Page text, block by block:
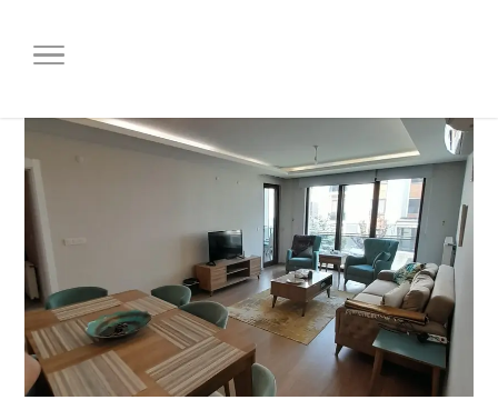
B 552 عقارات تركيا | شقة فاخرة للبيع